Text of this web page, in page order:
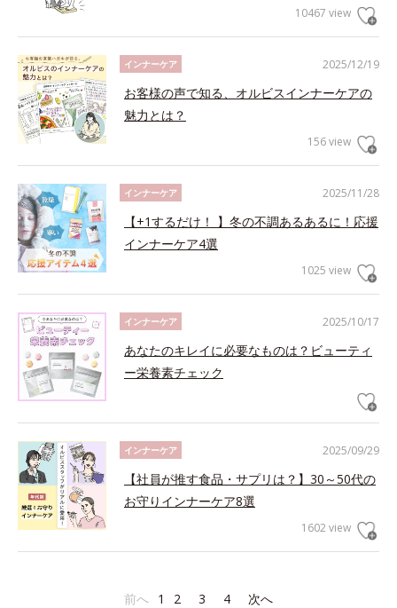
10467 view
2025/12/19
インナーケア
お客様の声で知る、オルビスインナーケアの
魅力とは？
156 view
2025/11/28
インナーケア
【+1するだけ！ 】冬の不調あるあるに！応援
インナーケア4選
1025 view
2025/10/17
インナーケア
あなたのキレイに必要なものは？ビューティ
ー栄養素チェック
2025/09/29
インナーケア
【社員が推す食品・サプリは？】30～50代の
お守りインナーケア8選
1602 view
前へ 1 2 3 4 次へ